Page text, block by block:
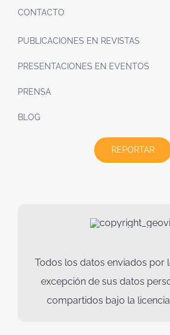
CONTACTO
PUBLICACIONES EN REVISTAS
PRESENTACIONES EN EVENTOS
PRENSA
BLOG
REPORTAR
Todos los datos enviados por
excepción de sus datos
compartidos bajo la